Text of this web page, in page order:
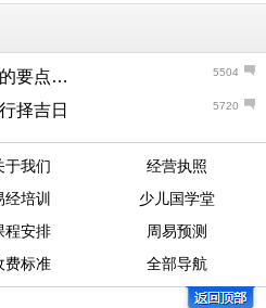
5504
海真易经风水论乔迁择吉日的要点与事项
5720
择吉日
于我们
经营执照
经培训
少儿国学堂
程安排
周易预测
费标准 全部导航